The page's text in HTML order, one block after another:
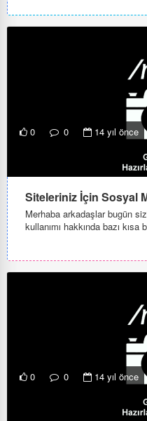
0 0 14 yıl önce
Siteleriniz İçin Sosyal
Merhaba arkadaşlar bugün
kullanımı hakkında bazı
0 0 14 yıl önce